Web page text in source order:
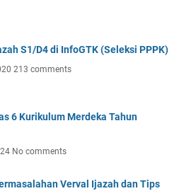
S1/D4 di InfoGTK (Seleksi PPPK)
213 comments
6 Kurikulum Merdeka Tahun
No comments
Verval Ijazah dan Tips